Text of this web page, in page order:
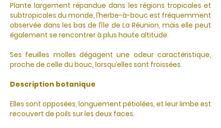
Plante largement répandue dans les régions tropicales et
subtropicales du monde, l’herbe-à-bouc est fréquemment
observée dans les bas de l’île de La Réunion, mais elle peut
également se rencontrer à plus haute altitude.
Ses feuilles molles dégagent une odeur caractéristique,
proche de celle du bouc, lorsqu’elles sont froissées.
Description botanique
Elles sont opposées, longuement pétiolées, et leur limbe est
recouvert de poils sur les deux faces.